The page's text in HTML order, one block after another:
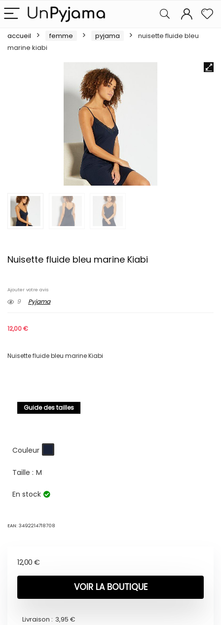
accueil femme pyjama
nuisette fluide bleu
marine kiabi
Nuisette fluide bleu marine Kiabi
Ajouter votre avis
9 Pyjama
12,00€
Nuisette fluide bleu marine Kiabi
Guide des tailles
Couleur
Taille : M
En stock
EAN: 3492214718708
12,00 €
VOIR LA BOUTIQUE
Livraison : 3,95 €